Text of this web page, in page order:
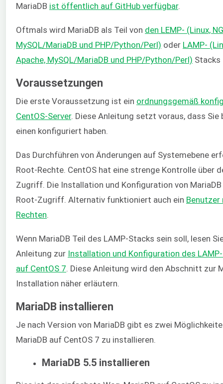
MariaDB ist öffentlich auf GitHub verfügbar.
Oftmals wird MariaDB als Teil von den LEMP- (Linux,
MySQL/MariaDB und PHP/Python/Perl) oder LAMP-
Apache, MySQL/MariaDB und PHP/Python/Perl)
Voraussetzungen
Die erste Voraussetzung ist ein ordnungsgemäß
CentOS-Server. Diese Anleitung setzt voraus, dass Sie
einen konfiguriert haben.
Das Durchführen von Änderungen auf Systemebene
Root-Rechte. CentOS hat eine strenge Kontrolle über
Zugriff. Die Installation und Konfiguration von
Root-Zugriff. Alternativ funktioniert auch ein
Rechten
Wenn MariaDB Teil des LAMP-Stacks sein soll, lesen
Anleitung zur Installation und Konfiguration des
auf CentOS 7. Diese Anleitung wird den Abschnitt zur
Installation näher erläutern.
MariaDB installieren
Je nach Version von MariaDB gibt es zwei
MariaDB auf CentOS 7 zu installieren.
MariaDB 5.5 installieren